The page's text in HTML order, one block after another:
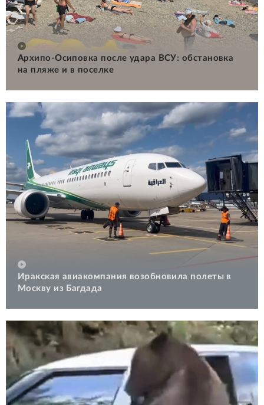
Архипо-Осиповка после удара ВСУ: обстановка
на пляже и в поселке
Иракская авиакомпания возобновила полеты в
Москву из Багдада